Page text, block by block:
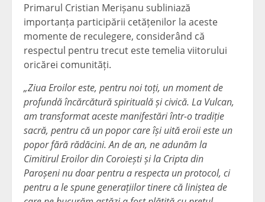
Primarul Cristian Merișanu subliniază
importanța participării cetățenilor la aceste
momente de reculegere, considerând că
respectul pentru trecut este temelia viitorului
oricărei comunități.
„Ziua Eroilor este, pentru noi toți, un moment de
profundă încărcătură spirituală și civică. La Vulcan,
am transformat aceste manifestări într-o tradiție
sacră, pentru că un popor care își uită eroii este un
popor fără rădăcini. An de an, ne adunăm la
Cimitirul Eroilor din Coroiești și la Cripta din
Paroșeni nu doar pentru a respecta un protocol, ci
pentru a le spune generațiilor tinere că liniștea de